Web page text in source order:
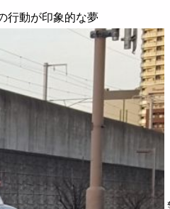
行動が印象的な夢